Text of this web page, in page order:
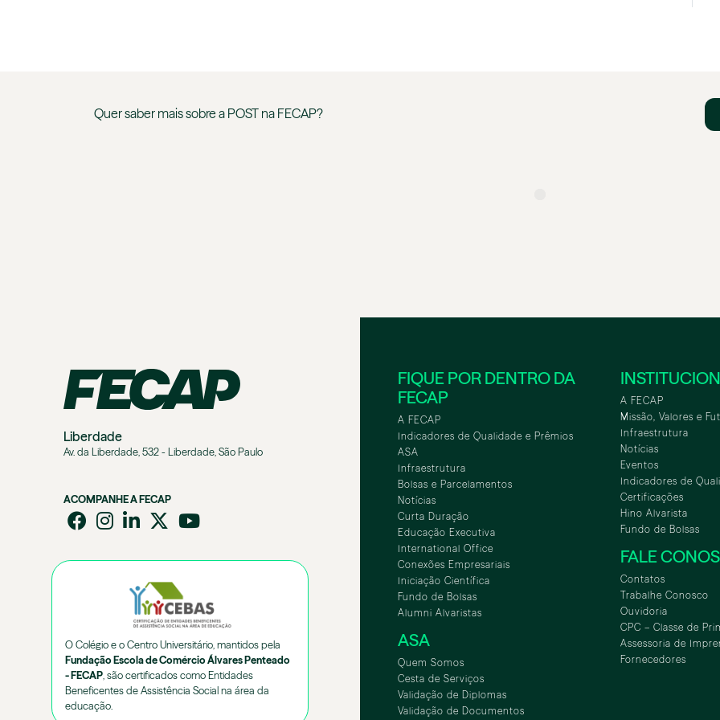
Quer saber mais sobre a POST na FECAP?
Liberdade
Av. da Liberdade, 532 - Liberdade, São Paulo
ACOMPANHE A FECAP
O Colégio e o Centro Universitário, mantidos pela
Fundação Escola de Comércio Álvares Penteado
- FECAP , são certificados como Entidades
Beneficentes de Assistência Social na área da
educação.
FIQUE POR DENTRO DA
FECAP
A FECAP
Indicadores de Qualidade e Prêmios
ASA
Infraestrutura
Bolsas e Parcelamentos
Notícias
Curta Duração
Educação Executiva
International Office
Conexões Empresariais
Iniciação Científica
Fundo de Bolsas
Alumni Alvaristas
ASA
Quem Somos
Cesta de Serviços
Validação de Diplomas
Validação de Documentos
A FECAP
Missão, Valores e
Infraestrutura
Notícias
Eventos
Indicadores de
Certificações
Hino Alvarista
Fundo de Bolsas
FALE
Contatos
Trabalhe Conosco
Ouvidoria
CPC – Classe de
Assessoria de
Fornecedores